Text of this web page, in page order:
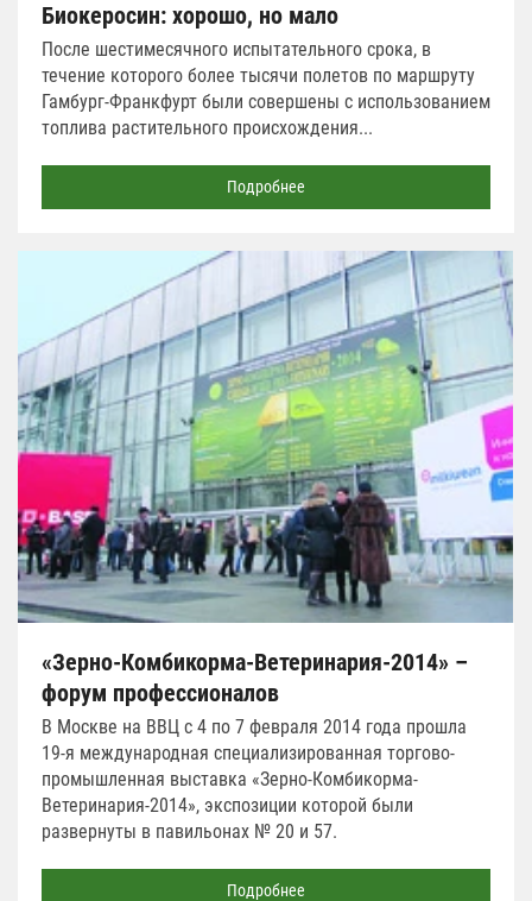
Биокеросин: хорошо, но мало
После шестимесячного испытательного срока, в
течение которого более тысячи полетов по маршруту
Гамбург-Франкфурт были совершены c использованием
топлива растительного происхождения...
Подробнее
«Зерно-Комбикорма-Ветеринария-2014» –
форум профессионалов
В Москве на ВВЦ с 4 по 7 февраля 2014 года прошла
19-я международная специализированная торгово-
промышленная выставка «Зерно-Комбикорма-
Ветеринария-2014», экспозиции которой были
развернуты в павильонах № 20 и 57.
Подробнее